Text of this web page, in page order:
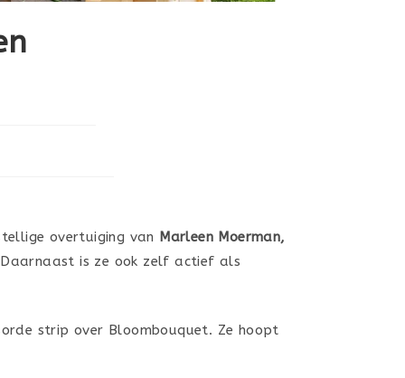
overtuiging van Marleen Moerman,
is ze ook zelf actief als
strip over Bloombouquet. Ze hoopt